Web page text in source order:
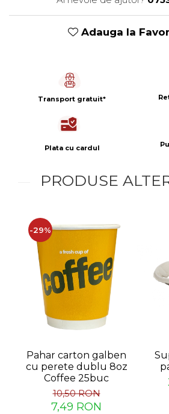
Capsule de Cafea
Adauga la
Transport gratuit*
Plata cu cardul
PRODUSE
-29%
Pahar carton galben
cu perete dublu 8oz
Coffee 25buc
10,50 RON
7,49 RON